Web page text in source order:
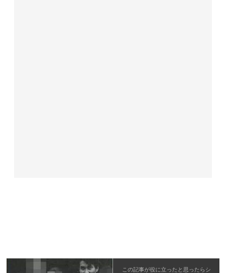
この記事が役に立ったと思ったらシ